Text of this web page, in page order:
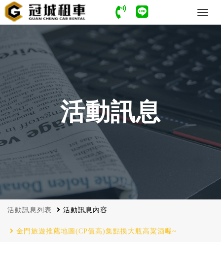
Menu
活動訊息
活動訊息列表 活動訊息內容
金門旅遊推薦地圖(CP值高)集點換大瓶高粱酒喔~